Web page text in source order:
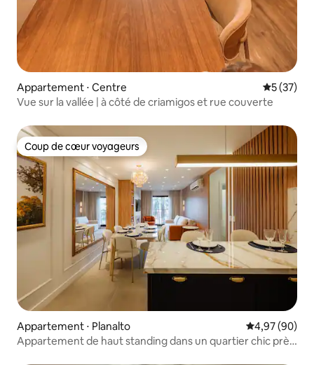
Appartement ⋅ Centre
5 (37)
Vue sur la vallée | à côté de criamigos et rue couverte
Coup de cœur voyageurs
Coup de cœur voyageurs
Appartement ⋅ Planalto Évaluation
4,97 (90)
Appartement de haut standing dans un quartier chic près